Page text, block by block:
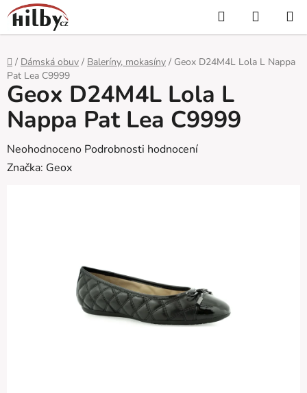
Přejít
na
obsah
Hledat
KOŠÍK
Domů
/ Dámská obuv / Baleríny, mokasíny / Geox D24M4L Lola L Nappa
Pat Lea C9999
Geox D24M4L Lola L
Nappa Pat Lea C9999
Průměrné
hodnocení
Neohodnoceno Podrobnosti hodnocení
Značka: Geox